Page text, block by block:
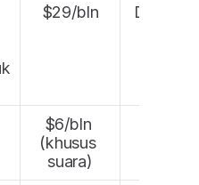
$29/bln
$6/bln
(khusus
suara)